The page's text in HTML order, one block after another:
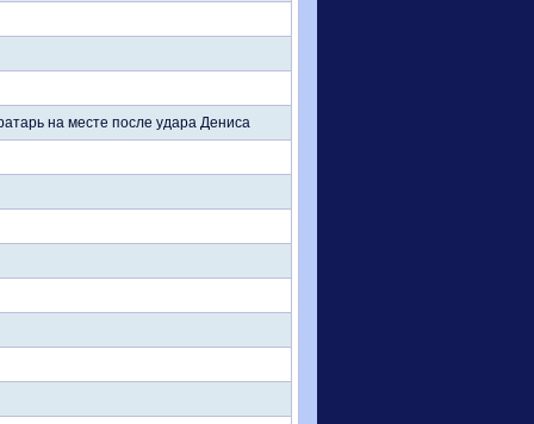
на месте после удара Дениса